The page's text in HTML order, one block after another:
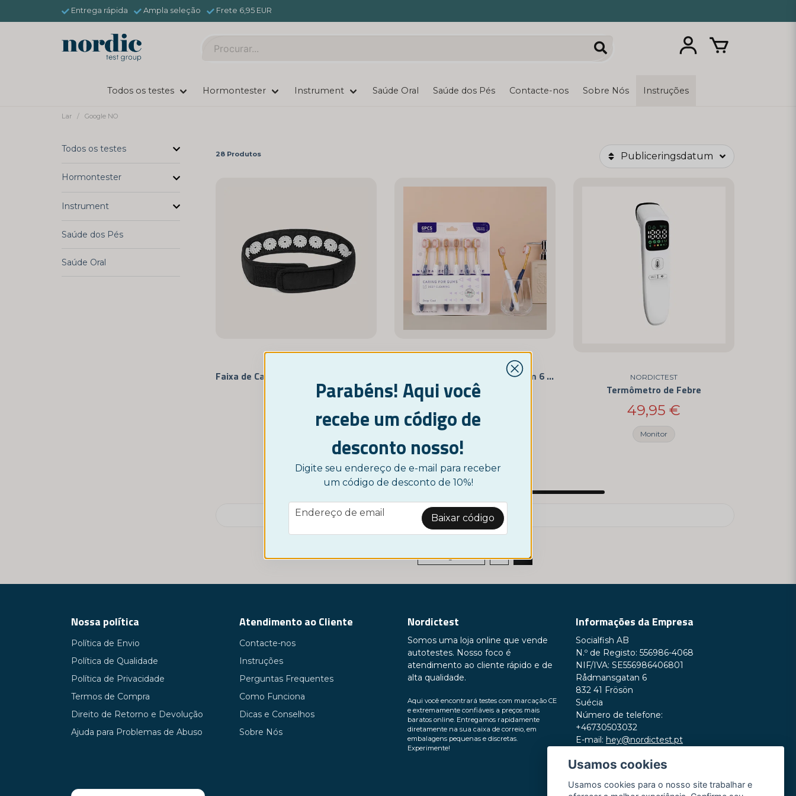
Entrega rápida Ampla seleção Frete 6,95 EUR
Todos os testes Hormontester Instrument Saúde Oral Saúde dos Pés Contacte-nos Sobre Nós Instruções
Lar Google NO
Todos os testes
Hormontester
Instrument
Saúde dos Pés
Saúde Oral
28 Produtos Publiceringsdatum
17,95 €
Escovas de dentes – pacote com 6 unidades
3,95 €
Monitor
NORDICTEST
Termômetro de Febre
49,95 €
Monitor
Exibe 1- 28 por 28 i Google NO
Mostre mais ...
Parabéns! Aqui você
recebe um código de
desconto nosso!
Digite seu endereço de e-mail para receber
um código de desconto de 10%!
email
Endereço de email Baixar código
Nossa política
Política de Envio
Política de Qualidade
Política de Privacidade
Termos de Compra
Direito de Retorno e Devolução
Ajuda para Problemas de Abuso
Atendimento ao Cliente
Contacte-nos
Instruções
Perguntas Frequentes
Como Funciona
Dicas e Conselhos
Sobre Nós
Nordictest
Somos uma loja online que vende
autotestes. Nosso foco é
atendimento ao cliente rápido e de
alta qualidade.
Aqui você encontrará testes com marcação CE
e extremamente confiáveis ​​a preços mais
baratos online. Entregamos rapidamente
diretamente na sua caixa de correio, em
embalagens pequenas e discretas.
Experimente!
Informações da Empresa
Socialfish AB
N.º de Registo: 556986-4068
NIF/IVA: SE556986406801
Rådmansgatan 6
832 41 Frösön
Suécia
Número de telefone:
+46730503032
E-mail: hey@nordictest.pt
Horário de funcionamento:
Usamos cookies
Usamos cookies para o nosso site trabalhar e